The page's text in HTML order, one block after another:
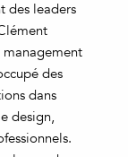
des leaders
management
des
dans
design,